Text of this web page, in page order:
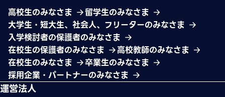
高校生のみなさま
留学生のみなさま
大学生・短大生、社会人、フリーターのみなさま
入学検討者の保護者のみなさま
在校生の保護者のみなさま
高校教師のみなさま
在校生のみなさま
卒業生のみなさま
採用企業・パートナーのみなさま
運営法人